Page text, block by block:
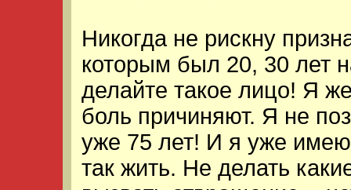
Никогда не рискну
которым был 20, 30 лет
делайте такое лицо! Я
боль причиняют. Я не
уже 75 лет! И я уже
так жить. Не делать